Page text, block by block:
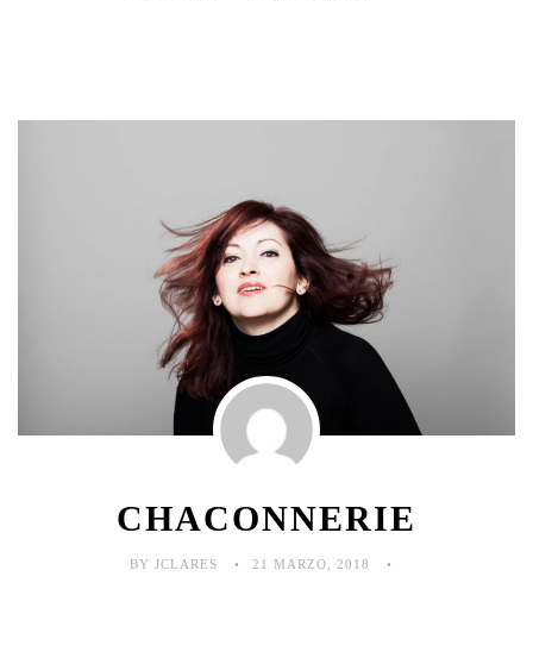
CHACONNERIE
BY JCLARES 21 MARZO, 2018